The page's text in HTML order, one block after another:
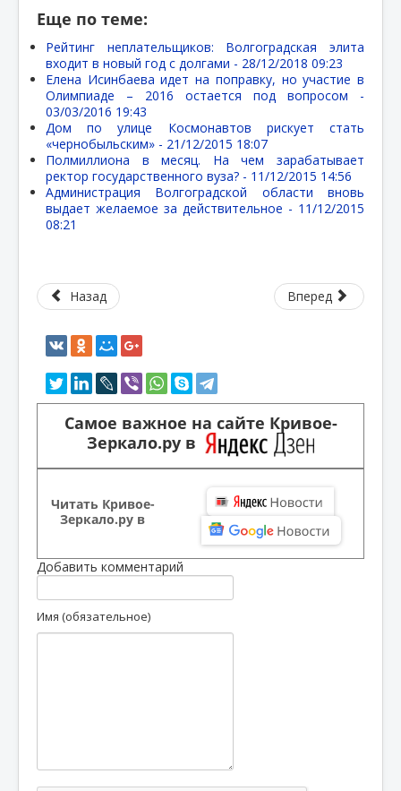
Еще по теме:
Рейтинг неплательщиков: Волгоградская элита
входит в новый год с долгами - 28/12/2018 09:23
Елена Исинбаева идет на поправку, но участие в
Олимпиаде – 2016 остается под вопросом -
03/03/2016 19:43
Дом по улице Космонавтов рискует стать
«чернобыльским» - 21/12/2015 18:07
Полмиллиона в месяц. На чем зарабатывает
ректор государственного вуза? - 11/12/2015 14:56
Администрация Волгоградской области вновь
выдает желаемое за действительное - 11/12/2015
08:21
Назад Вперед
Самое важное на сайте Кривое-
Зеркало.ру в
Читать Кривое-
Зеркало.ру в
Добавить комментарий
Имя (обязательное)